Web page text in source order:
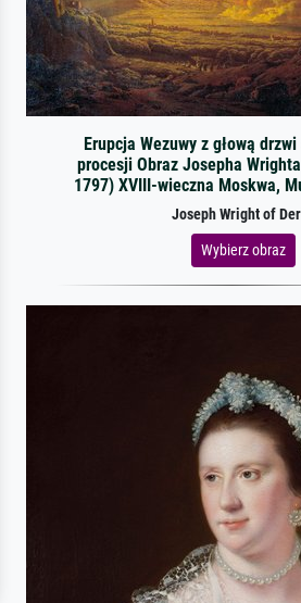
Erupcja Wezuwy z głową
procesji Obraz Josepha
1797) XVIII-wieczna Moskwa,
Joseph Wright of
Wybierz obraz